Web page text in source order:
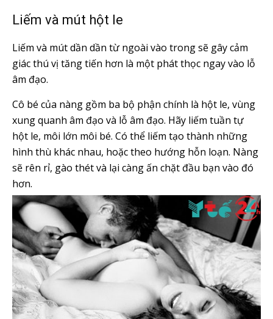
Liếm và mút hột le
Liếm và mút dần dần từ ngoài vào trong sẽ gây cảm
giác thú vị tăng tiến hơn là một phát thọc ngay vào lỗ
âm đạo.
Cô bé của nàng gồm ba bộ phận chính là hột le, vùng
xung quanh âm đạo và lỗ âm đạo. Hãy liếm tuần tự
hột le, môi lớn môi bé. Có thể liếm tạo thành những
hình thù khác nhau, hoặc theo hướng hỗn loạn. Nàng
sẽ rên rỉ, gào thét và lại càng ấn chặt đầu bạn vào đó
hơn.